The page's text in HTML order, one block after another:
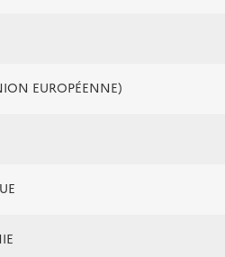
EUROPÉENNE)